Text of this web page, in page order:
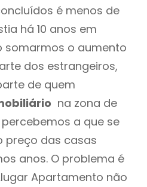
é menos de
há 10 anos em
somarmos o aumento
dos estrangeiros,
de quem
na zona de
a que se
preço das casas
anos. O problema é
Apartamento não